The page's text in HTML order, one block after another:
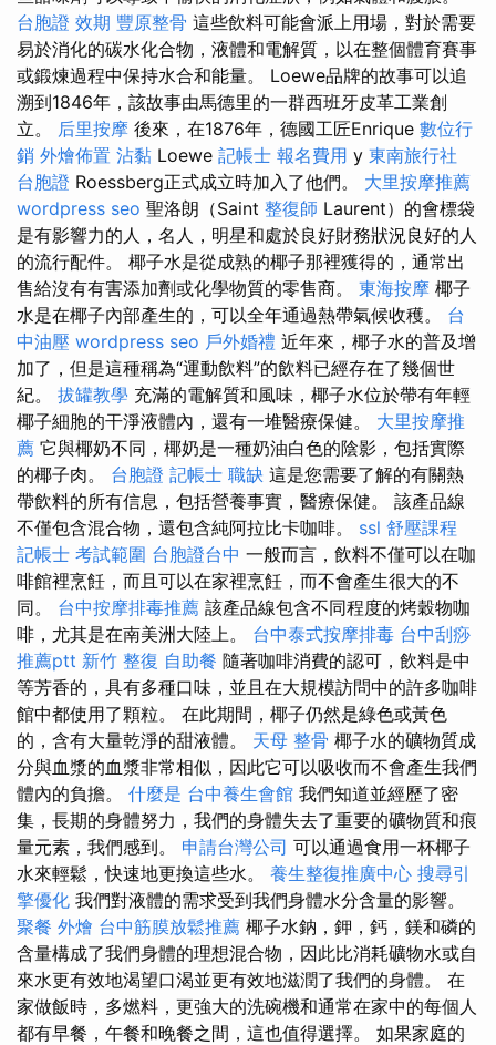
台胞證 效期 豐原整骨 這些飲料可能會派上用場，對於需要
易於消化的碳水化合物，液體和電解質，以在整個體育賽事
或鍛煉過程中保持水合和能量。 Loewe品牌的故事可以追
溯到1846年，該故事由馬德里的一群西班牙皮革工業創
立。 后里按摩 後來，在1876年，德國工匠Enrique 數位行
銷 外燴佈置 沾黏 Loewe 記帳士 報名費用 y 東南旅行社
台胞證 Roessberg正式成立時加入了他們。 大里按摩推薦
wordpress seo 聖洛朗（Saint 整復師 Laurent）的會標袋
是有影響力的人，名人，明星和處於良好財務狀況良好的人
的流行配件。 椰子水是從成熟的椰子那裡獲得的，通常出
售給沒有有害添加劑或化學物質的零售商。 東海按摩 椰子
水是在椰子內部產生的，可以全年通過熱帶氣候收穫。 台
中油壓 wordpress seo 戶外婚禮 近年來，椰子水的普及增
加了，但是這種稱為“運動飲料”的飲料已經存在了幾個世
紀。 拔罐教學 充滿的電解質和風味，椰子水位於帶有年輕
椰子細胞的干淨液體內，還有一堆醫療保健。 大里按摩推
薦 它與椰奶不同，椰奶是一種奶油白色的陰影，包括實際
的椰子肉。 台胞證 記帳士 職缺 這是您需要了解的有關熱
帶飲料的所有信息，包括營養事實，醫療保健。 該產品線
不僅包含混合物，還包含純阿拉比卡咖啡。 ssl 舒壓課程
記帳士 考試範圍 台胞證台中 一般而言，飲料不僅可以在咖
啡館裡烹飪，而且可以在家裡烹飪，而不會產生很大的不
同。 台中按摩排毒推薦 該產品線包含不同程度的烤穀物咖
啡，尤其是在南美洲大陸上。 台中泰式按摩排毒 台中刮痧
推薦ptt 新竹 整復 自助餐 隨著咖啡消費的認可，飲料是中
等芳香的，具有多種口味，並且在大規模訪問中的許多咖啡
館中都使用了顆粒。 在此期間，椰子仍然是綠色或黃色
的，含有大量乾淨的甜液體。 天母 整骨 椰子水的礦物質成
分與血漿的血漿非常相似，因此它可以吸收而不會產生我們
體內的負擔。 什麼是 台中養生會館 我們知道並經歷了密
集，長期的身體努力，我們的身體失去了重要的礦物質和痕
量元素，我們感到。 申請台灣公司 可以通過食用一杯椰子
水來輕鬆，快速地更換這些水。 養生整復推廣中心 搜尋引
擎優化 我們對液體的需求受到我們身體水分含量的影響。
聚餐 外燴 台中筋膜放鬆推薦 椰子水鈉，鉀，鈣，鎂和磷的
含量構成了我們身體的理想混合物，因此比消耗礦物水或自
來水更有效地渴望口渴並更有效地滋潤了我們的身體。 在
家做飯時，多燃料，更強大的洗碗機和通常在家中的每個人
都有早餐，午餐和晚餐之間，這也值得選擇。 如果家庭的